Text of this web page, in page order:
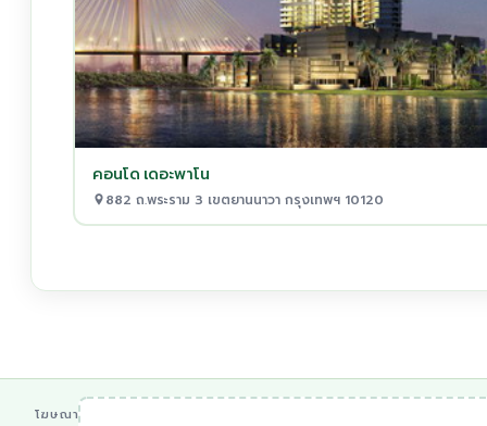
คอนโด เดอะพาโน
882 ถ.พระราม 3 เขตยานนาวา กรุงเทพฯ 10120
โฆษณา